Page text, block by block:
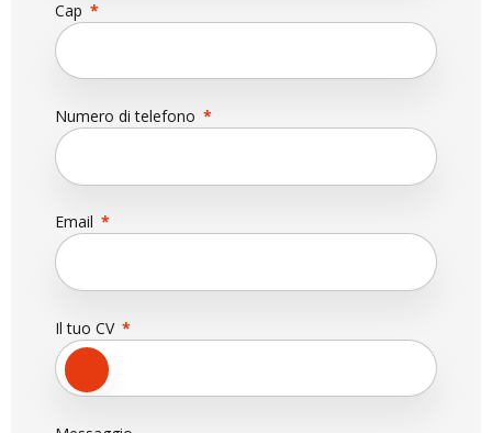
Cap
Numero di telefono
Email
Il tuo CV